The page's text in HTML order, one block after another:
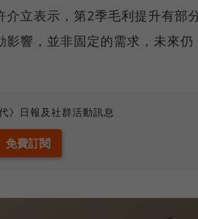
立表示，第2季毛利提升有部
響，並非固定的需求，未來仍
》日報及社群活動訊息